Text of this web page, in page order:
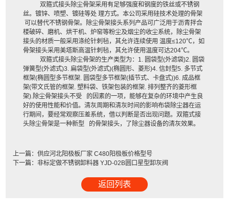
双箍式接头除尘骨架采用有足够强度和钢度的铁丝或不锈钢
丝。镀锌、喷塑、镀硅等处 理方式。本公司采用硅技术处理的骨架
可以替代不锈钢骨架。除尘骨架接头系列产品可广泛用于沥青拌合
楼破碎、磨机、烘干机、炉窑等粉尘及烟尘的收尘系统，除尘骨架
接头的材质一般采用涤纶针刺毡，其允许连续使用 温度≤120℃，如
骨架接头采用美塔斯高温针刺毡，其允许使用温度可达204℃。
双箍式接头除尘骨架的生产类型为：1. 圆袋型(外滤袋)2. 圆袋
弹簧型(外滤式)3. 扁袋型(外滤式)(椭圆形、菱形)4. 信封型5. 多节式
框架(椭圆型多节框架. 圆袋型多节框架(插节式、卡盘式))6. 成品框
架(带文氏管的框架. 塑料袋、铁架包装的框架. 排列整齐的菱形框
架).除尘骨架接头不受 的因素的一项，能够在复杂的环境中产生良
好的使用性能和价值。清灰周期和清灰时间的影响布袋除尘器在运
行期间，要经常观察压差系统，借以判断是否出现问题。双箍式接
头除尘骨架是一种新型 的骨架接头，了除尘器设备的清灰效果。
上一篇： 供应河北阳极板厂家 C480阳极板价格型号
下一篇： 非标定做不锈钢卸料器 YJD-02B圆口星型卸灰阀
返回列表